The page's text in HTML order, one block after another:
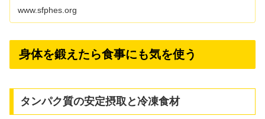
www.sfphes.org
身体を鍛えたら食事にも気を使う
タンパク質の安定摂取と冷凍食材